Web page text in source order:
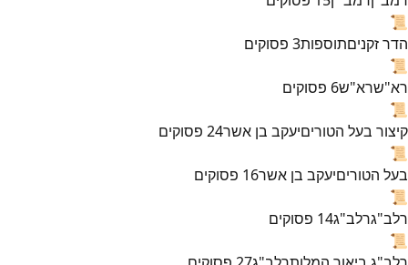
📜
הדר זקניםתוספות3 פסוקים
📜
רא"שרא"ש6 פסוקים
📜
קיצור בעל הטוריםיעקב בן אשר24 פסוקים
📜
בעל הטוריםיעקב בן אשר16 פסוקים
📜
רלב"גרלב"ג14 פסוקים
📜